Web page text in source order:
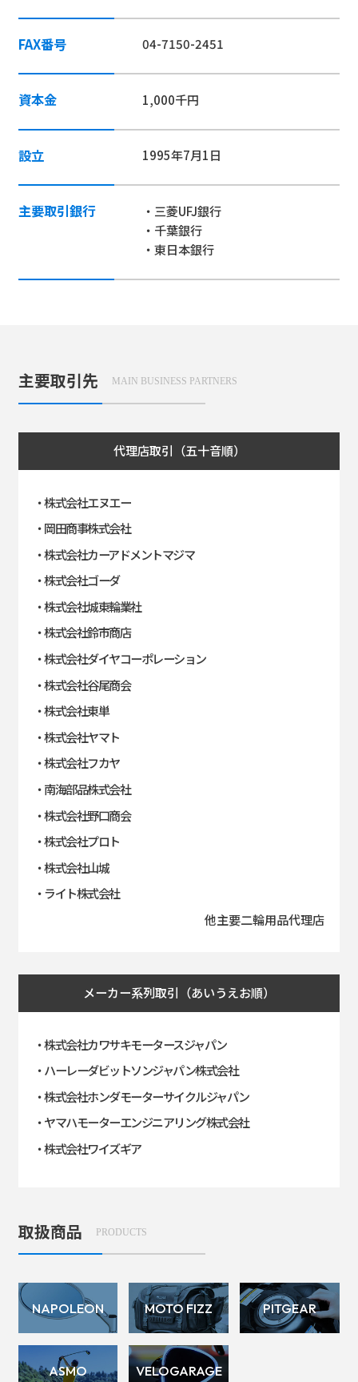
FAX番号 04-7150-2451
資本金 1,000千円
設立 1995年7月1日
主要取引銀行
・三菱UFJ銀行
・千葉銀行
・東日本銀行
主要取引先 MAIN BUSINESS PARTNERS
代理店取引（五十音順）
・株式会社エヌエー
・岡田商事株式会社
・株式会社カーアドメントマジマ
・株式会社ゴーダ
・株式会社城東輪業社
・株式会社鈴市商店
・株式会社ダイヤコーポレーション
・株式会社谷尾商会
・株式会社東単
・株式会社ヤマト
・株式会社フカヤ
・南海部品株式会社
・株式会社野口商会
・株式会社プロト
・株式会社山城
・ライト株式会社
他主要二輪用品代理店
メーカー系列取引（あいうえお順）
・株式会社カワサキモータースジャパン
・ハーレーダビットソンジャパン株式会社
・株式会社ホンダモーターサイクルジャパン
・ヤマハモーターエンジニアリング株式会社
・株式会社ワイズギア
取扱商品 PRODUCTS
NAPOLEON MOTO FIZZ PITGEAR
ASMO VELOGARAGE